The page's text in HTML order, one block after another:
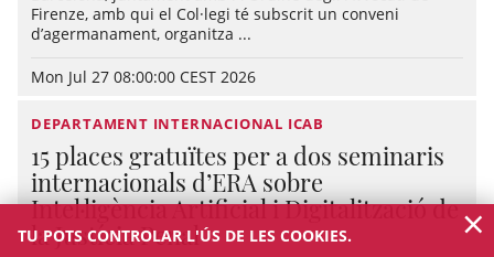
Firenze, amb qui el Col·legi té subscrit un conveni
d’agermanament, organitza ...
Mon Jul 27 08:00:00 CEST 2026
DEPARTAMENT INTERNACIONAL ICAB
15 places gratuïtes per a dos seminaris
internacionals d’ERA sobre
Intel·ligència Artificial i Digitalització de
la Justícia Penal
TU POTS CONTROLAR L'ÚS DE LES COOKIES.
×